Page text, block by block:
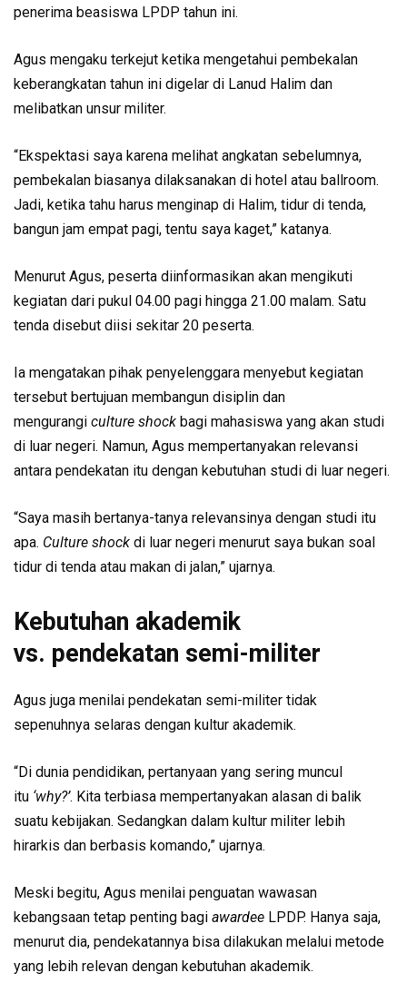
penerima beasiswa LPDP tahun ini.
Agus mengaku terkejut ketika mengetahui pembekalan
keberangkatan tahun ini digelar di Lanud Halim dan
melibatkan unsur militer.
“Ekspektasi saya karena melihat angkatan sebelumnya,
pembekalan biasanya dilaksanakan di hotel atau ballroom.
Jadi, ketika tahu harus menginap di Halim, tidur di tenda,
bangun jam empat pagi, tentu saya kaget,” katanya.
Menurut Agus, peserta diinformasikan akan mengikuti
kegiatan dari pukul 04.00 pagi hingga 21.00 malam. Satu
tenda disebut diisi sekitar 20 peserta.
Ia mengatakan pihak penyelenggara menyebut kegiatan
tersebut bertujuan membangun disiplin dan
mengurangi culture shock bagi mahasiswa yang akan studi
di luar negeri. Namun, Agus mempertanyakan relevansi
antara pendekatan itu dengan kebutuhan studi di luar negeri.
“Saya masih bertanya-tanya relevansinya dengan studi itu
apa. Culture shock di luar negeri menurut saya bukan soal
tidur di tenda atau makan di jalan,” ujarnya.
Kebutuhan akademik
vs. pendekatan semi-militer
Agus juga menilai pendekatan semi-militer tidak
sepenuhnya selaras dengan kultur akademik.
“Di dunia pendidikan, pertanyaan yang sering muncul
itu ‘why?’. Kita terbiasa mempertanyakan alasan di balik
suatu kebijakan. Sedangkan dalam kultur militer lebih
hirarkis dan berbasis komando,” ujarnya.
Meski begitu, Agus menilai penguatan wawasan
kebangsaan tetap penting bagi awardee LPDP. Hanya saja,
menurut dia, pendekatannya bisa dilakukan melalui metode
yang lebih relevan dengan kebutuhan akademik.